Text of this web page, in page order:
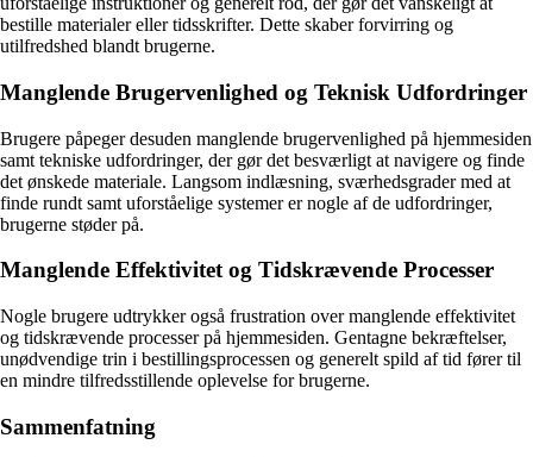
bestille materialer eller tidsskrifter. Dette skaber forvirring og
utilfredshed blandt brugerne.
Manglende Brugervenlighed og Teknisk Udfordringer
Brugere påpeger desuden manglende brugervenlighed på hjemmesiden
samt tekniske udfordringer, der gør det besværligt at navigere og finde
det ønskede materiale. Langsom indlæsning, sværhedsgrader med at
finde rundt samt uforståelige systemer er nogle af de udfordringer,
brugerne støder på.
Manglende Effektivitet og Tidskrævende Processer
Nogle brugere udtrykker også frustration over manglende effektivitet
og tidskrævende processer på hjemmesiden. Gentagne bekræftelser,
unødvendige trin i bestillingsprocessen og generelt spild af tid fører til
en mindre tilfredsstillende oplevelse for brugerne.
Sammenfatning